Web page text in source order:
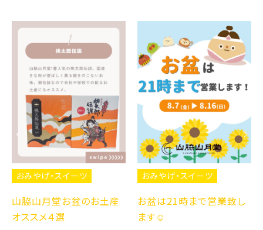
おみやげ・スイーツ
山脇山月堂お盆のお土産
オススメ４選
おみやげ・スイーツ
お盆は21時まで営業致し
ます☺️